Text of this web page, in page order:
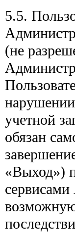
5.5.
(не
учетной
обязан
«Выход»)